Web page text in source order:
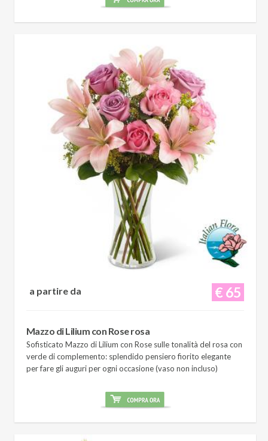
€ 65
a partire da
Mazzo di Lilium con Rose rosa
Sofisticato Mazzo di Lilium con Rose sulle tonalità del rosa con
verde di complemento: splendido pensiero fiorito elegante
per fare gli auguri per ogni occasione (vaso non incluso)